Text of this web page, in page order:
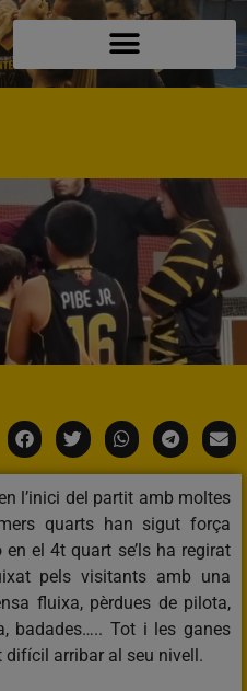
l’inici del partit amb moltes
quarts han sigut força
el 4t quart se’ls ha regirat
pels visitants amb una
fluixa, pèrdues de pilota,
badades….. Tot i les ganes
difícil arribar al seu nivell.